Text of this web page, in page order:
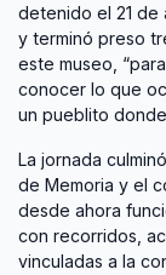
detenido el 21 de
y terminó preso
este museo,
conocer lo que
un pueblito
La jornada
de Memoria y el
desde ahora
con recorridos,
vinculadas a la